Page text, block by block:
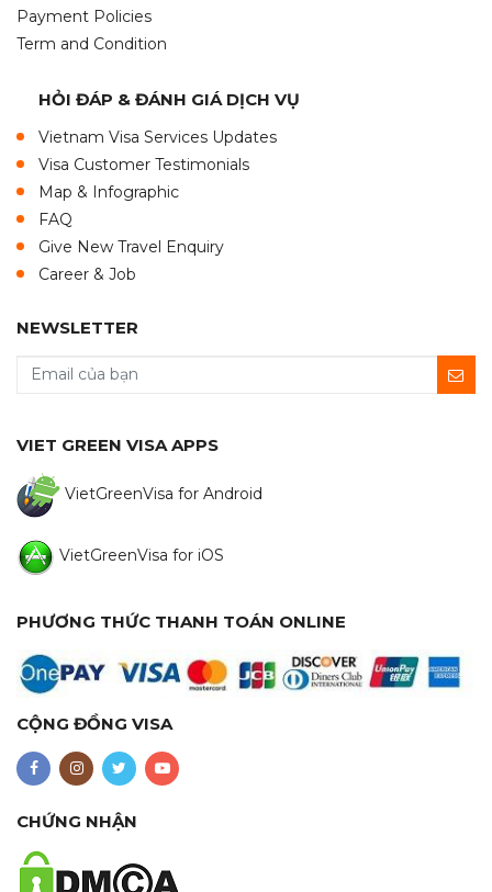
Payment Policies
Term and Condition
HỎI ĐÁP & ĐÁNH GIÁ DỊCH VỤ
Vietnam Visa Services Updates
Visa Customer Testimonials
Map & Infographic
FAQ
Give New Travel Enquiry
Career & Job
NEWSLETTER
VIET GREEN VISA APPS
VietGreenVisa for Android
VietGreenVisa for iOS
PHƯƠNG THỨC THANH TOÁN ONLINE
CỘNG ĐỒNG VISA
CHỨNG NHẬN